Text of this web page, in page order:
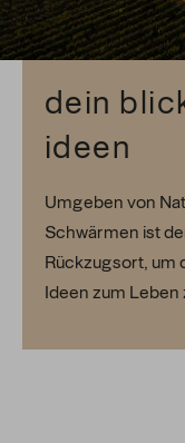
dein
ideen
Umgeben von
Schwärmen ist
Rückzugsort, um
Ideen zum